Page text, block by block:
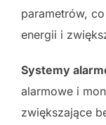
parametrów,
energii i
Systemy
alarmowe i
zwiększające